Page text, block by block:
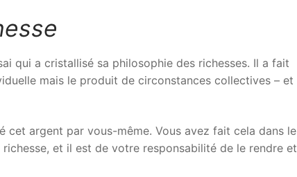
qui a cristallisé sa philosophie des richesses. Il a fait
mais le produit de circonstances collectives – et
cet argent par vous-même. Vous avez fait cela dans le
et il est de votre responsabilité de le rendre et